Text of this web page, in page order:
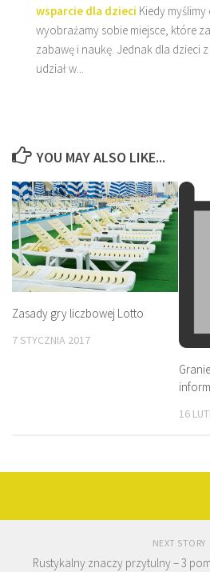
wsparcie dla dzieci Kiedy
wyobrażamy sobie miejsce, które
zabawę i naukę. Jednak dla dzieci
udział w...
YOU MAY ALSO LIKE...
Zasady gry liczbowej Lotto
7 STYCZNIA 2017
16
NEXT STORY
Rustykalny znaczy przytulny – 3